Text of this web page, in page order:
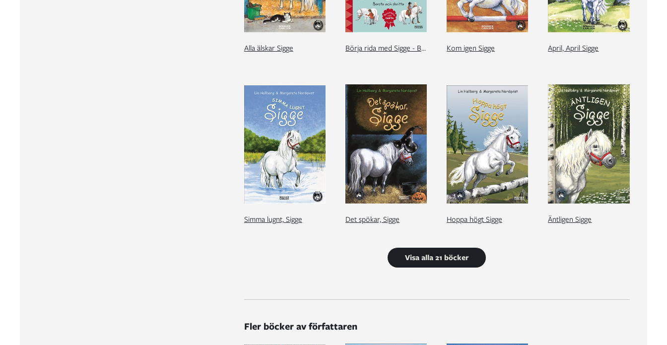
Alla älskar Sigge Börja rida med Sigge - Borsta och skritta Kom igen Sigge April, April Sigge
Simma lugnt, Sigge Det spökar, Sigge Hoppa högt Sigge Äntligen Sigge
Visa alla 21 böcker
Fler böcker av författaren